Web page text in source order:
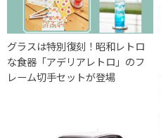
グラスは特別復刻！昭和レトロ
な食器「アデリアレトロ」のフ
レーム切手セットが登場